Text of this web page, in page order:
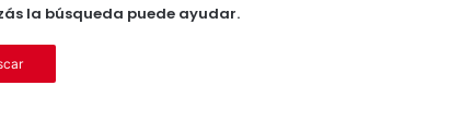
la búsqueda puede ayudar.